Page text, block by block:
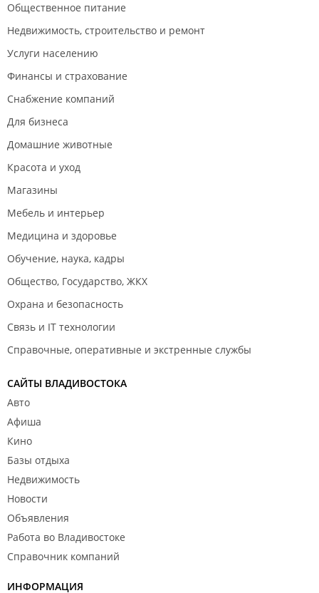
Общественное питание
Недвижимость, строительство и ремонт
Услуги населению
Финансы и страхование
Снабжение компаний
Для бизнеса
Домашние животные
Красота и уход
Магазины
Мебель и интерьер
Медицина и здоровье
Обучение, наука, кадры
Общество, Государство, ЖКХ
Охрана и безопасность
Связь и IT технологии
Справочные, оперативные и экстренные службы
САЙТЫ ВЛАДИВОСТОКА
Авто
Афиша
Кино
Базы отдыха
Недвижимость
Новости
Объявления
Работа во Владивостоке
Справочник компаний
ИНФОРМАЦИЯ